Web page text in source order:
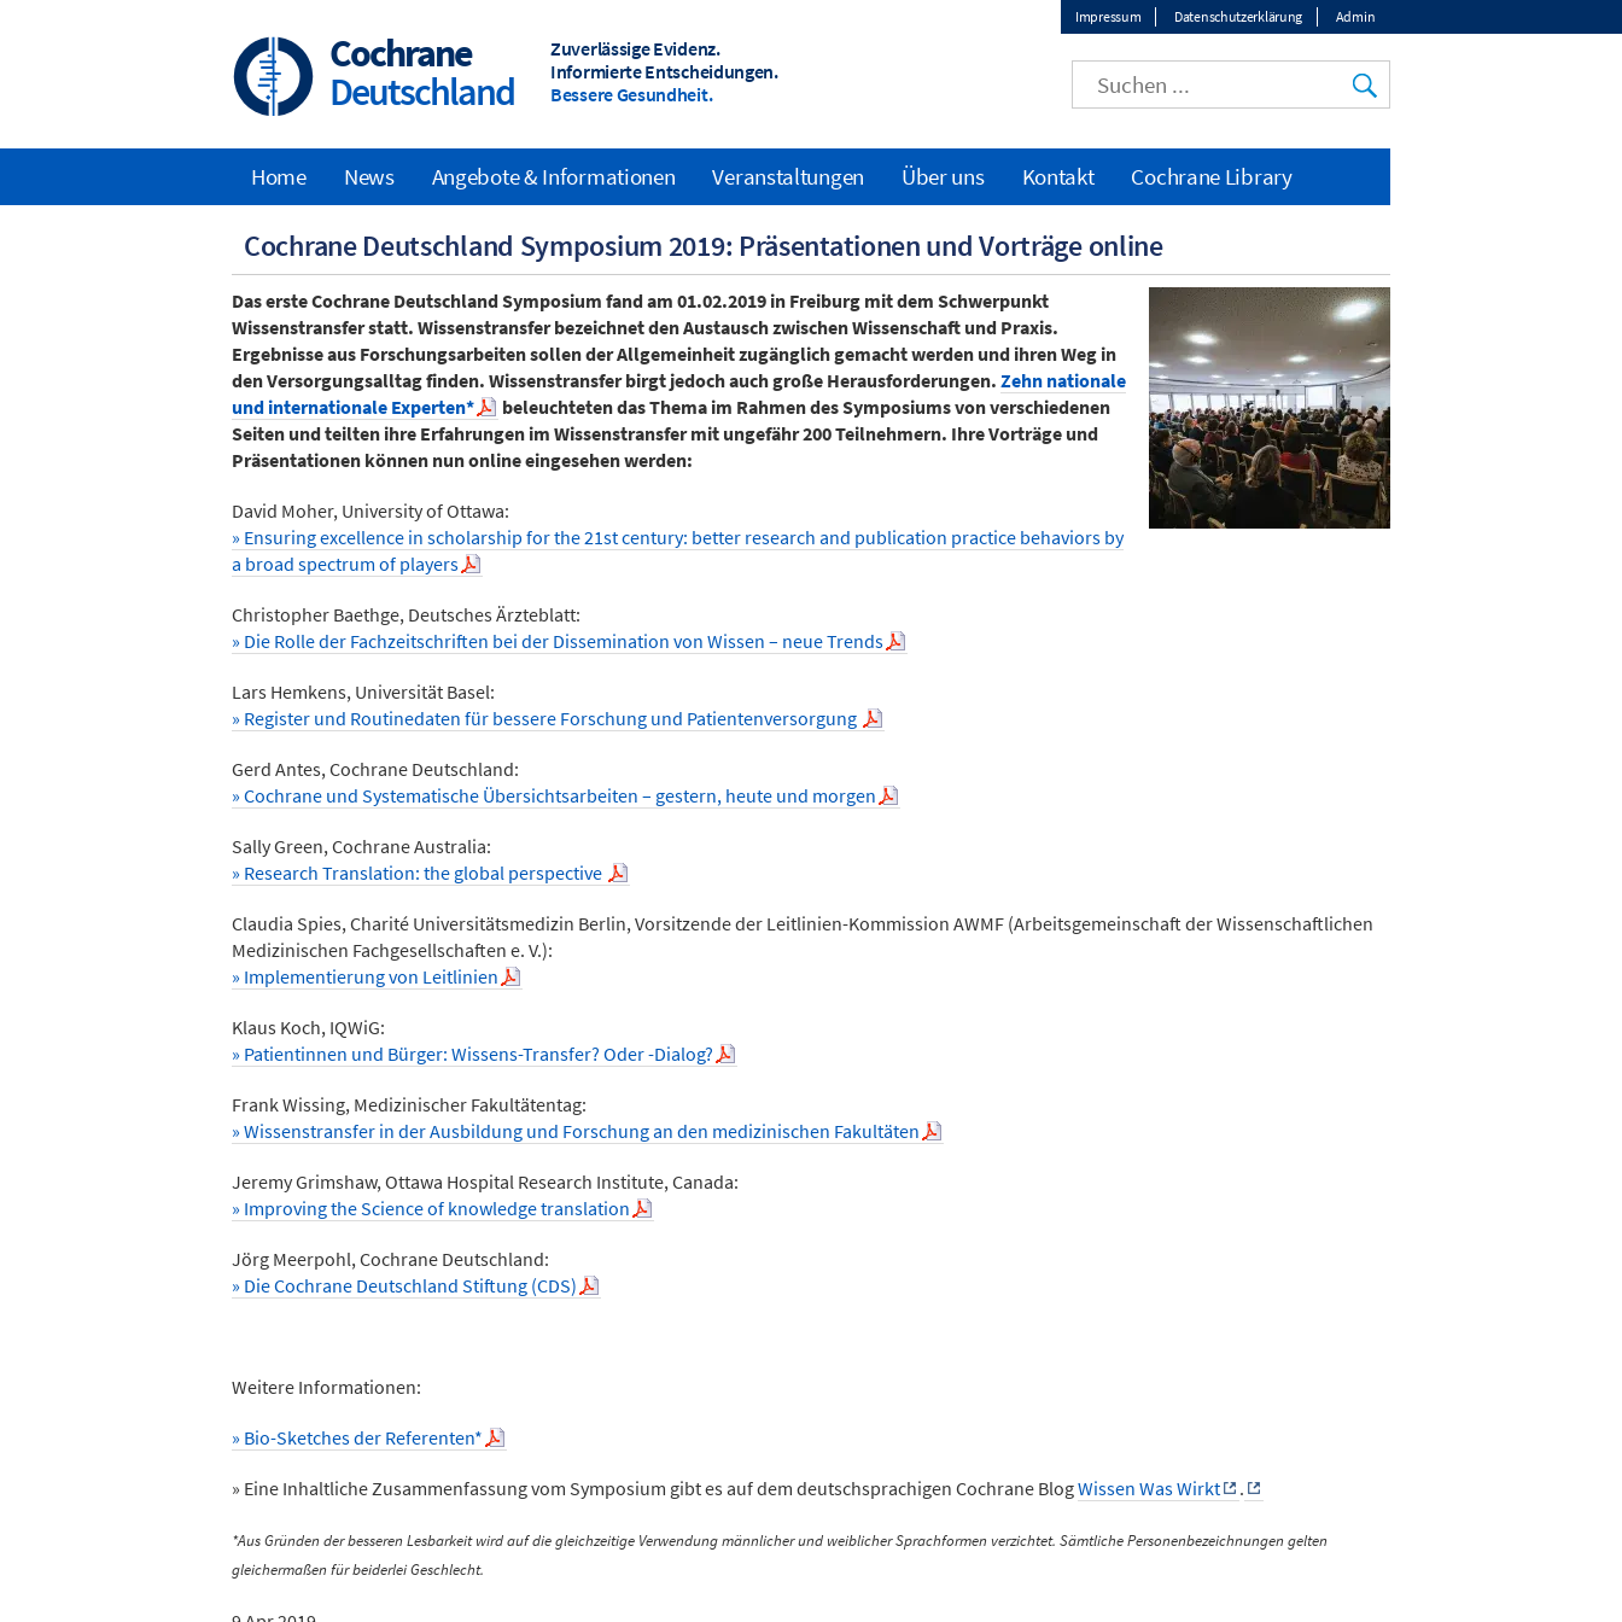
Top
menu
Impressum Datenschutzerklärung Admin
Cochrane
Deutschland
Zuverlässige Evidenz.
Informierte Entscheidungen.
Bessere Gesundheit.
Cochrane Deutschland Symposium 2019: Präsentationen und Vorträge online
Das erste Cochrane Deutschland Symposium fand am 01.02.2019 in Freiburg mit dem Schwerpunkt
Wissenstransfer statt. Wissenstransfer bezeichnet den Austausch zwischen Wissenschaft und Praxis.
Ergebnisse aus Forschungsarbeiten sollen der Allgemeinheit zugänglich gemacht werden und ihren Weg in
den Versorgungsalltag finden. Wissenstransfer birgt jedoch auch große Herausforderungen. Zehn nationale
und internationale Experten*
beleuchteten das Thema im Rahmen des Symposiums von verschiedenen
Seiten und teilten ihre Erfahrungen im Wissenstransfer mit ungefähr 200 Teilnehmern. Ihre Vorträge und
Präsentationen können nun online eingesehen werden:
David Moher, University of Ottawa:
» Ensuring excellence in scholarship for the 21st century: better research and publication practice behaviors by
a broad spectrum of players
Christopher Baethge, Deutsches Ärzteblatt:
» Die Rolle der Fachzeitschriften bei der Dissemination von Wissen – neue Trends
Lars Hemkens, Universität Basel:
» Register und Routinedaten für bessere Forschung und Patientenversorgung
Gerd Antes, Cochrane Deutschland:
» Cochrane und Systematische Übersichtsarbeiten – gestern, heute und morgen
Sally Green, Cochrane Australia:
» Research Translation: the global perspective
Claudia Spies, Charité Universitätsmedizin Berlin, Vorsitzende der Leitlinien-Kommission AWMF (Arbeitsgemeinschaft der Wissenschaftlichen
Medizinischen Fachgesellschaften e. V.):
» Implementierung von Leitlinien
Klaus Koch, IQWiG:
» Patientinnen und Bürger: Wissens-Transfer? Oder -Dialog?
Frank Wissing, Medizinischer Fakultätentag:
» Wissenstransfer in der Ausbildung und Forschung an den medizinischen Fakultäten
Jeremy Grimshaw, Ottawa Hospital Research Institute, Canada:
» Improving the Science of knowledge translation
Jörg Meerpohl, Cochrane Deutschland:
» Die Cochrane Deutschland Stiftung (CDS)
Weitere Informationen:
» Bio-Sketches der Referenten*
» Eine Inhaltliche Zusammenfassung vom Symposium gibt es auf dem deutschsprachigen Cochrane BlogWissen Was Wirkt .
*Aus Gründen der besseren Lesbarkeit wird auf die gleichzeitige Verwendung männlicher und weiblicher Sprachformen verzichtet. Sämtliche Personenbezeichnungen gelten
gleichermaßen für beiderlei Geschlecht.
Main
navigation
Home News Angebote & Informationen Veranstaltungen Über uns Kontakt Cochrane Library